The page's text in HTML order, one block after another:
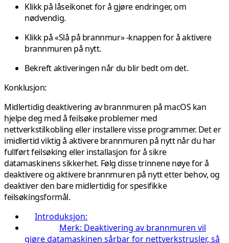
Klikk på låseikonet for å gjøre endringer, om
nødvendig.
Klikk på «Slå på brannmur» -knappen for å aktivere
brannmuren på nytt.
Bekreft aktiveringen når du blir bedt om det.
Konklusjon:
Midlertidig deaktivering av brannmuren på macOS kan
hjelpe deg med å feilsøke problemer med
nettverkstilkobling eller installere visse programmer. Det er
imidlertid viktig å aktivere brannmuren på nytt når du har
fullført feilsøking eller installasjon for å sikre
datamaskinens sikkerhet. Følg disse trinnene nøye for å
deaktivere og aktivere brannmuren på nytt etter behov, og
deaktiver den bare midlertidig for spesifikke
feilsøkingsformål.
Introduksjon:
Merk: Deaktivering av brannmuren vil
gjøre datamaskinen sårbar for nettverkstrusler, så